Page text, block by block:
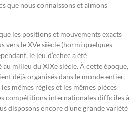
que nous connaissons et aimons
les positions et mouvements exacts
vers le XVe siècle (hormi quelques
le jeu d’echec a été
milieu du XIXe siècle. À cette époque,
déjà organisés dans le monde entier,
mêmes règles et les mêmes pièces
compétitions internationales difficiles à
disposons encore d’une grande variété